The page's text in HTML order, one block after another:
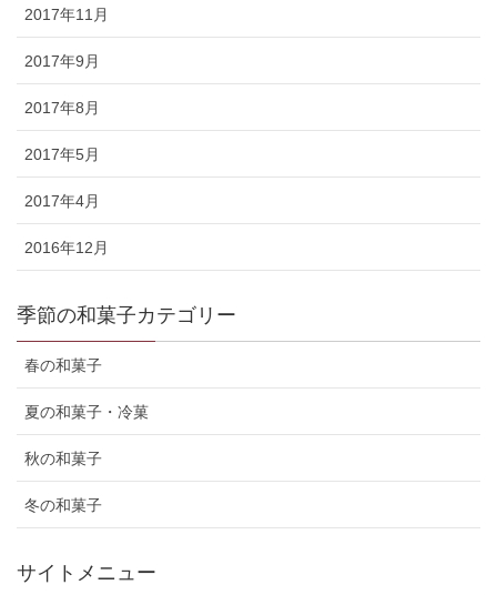
2017年11月
2017年9月
2017年8月
2017年5月
2017年4月
2016年12月
季節の和菓子カテゴリー
春の和菓子
夏の和菓子・冷菓
秋の和菓子
冬の和菓子
サイトメニュー